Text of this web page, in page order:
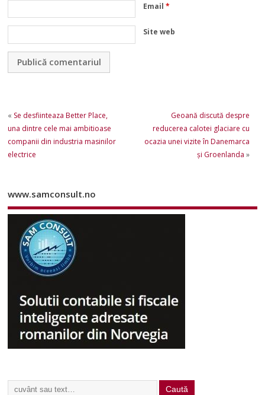
Email*
Site web
« Se desfiinteaza Better Place,
una dintre cele mai ambitioase
companii din industria masinilor
electrice
Geoană discută despre
reducerea calotei glaciare cu
ocazia unei vizite în Danemarca
şi Groenlanda »
www.samconsult.no